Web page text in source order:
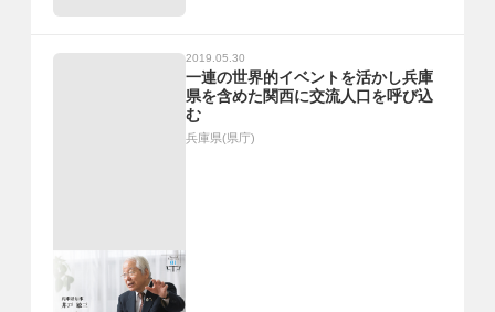
2019.05.30
一連の世界的イベントを活かし兵庫
県を含めた関西に交流人口を呼び込
む
兵庫県(県庁)